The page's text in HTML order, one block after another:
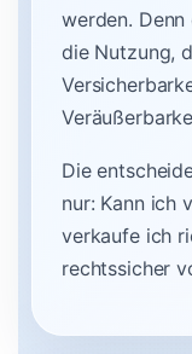
werden.
die Nutzung,
Die
nur: Kann ich
verkaufe ich
rechtssicher